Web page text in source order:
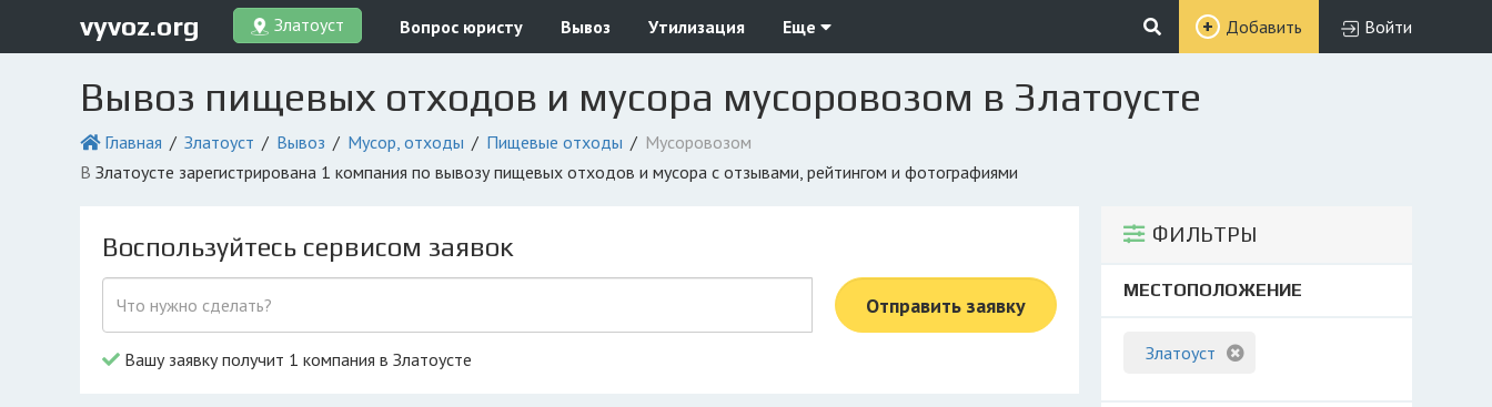
vyvoz.org Златоуст Вопрос юристу Вывоз Утилизация Еще Добавить Войти
Вывоз пищевых отходов и мусора мусоровозом в Златоусте
Главная Златоуст Вывоз Мусор, отходы Пищевые отходы
Мусоровозом
в Златоусте зарегистрирована 1 компания по вывозу пищевых отходов и мусора с отзывами, рейтингом и фотографиями
ФИЛЬТРЫ
МЕСТОПОЛОЖЕНИЕ
Златоуст
Воспользуйтесь сервисом заявок
Отправить заявку
Вашу заявку получит 1 компания в Златоусте